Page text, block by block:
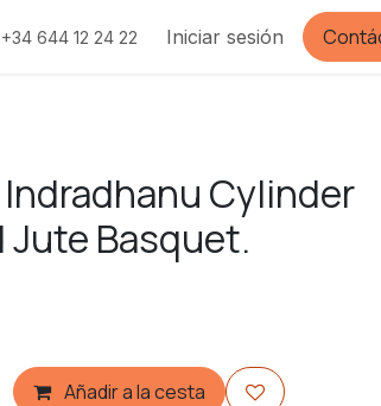
+34 644 12 24 22 Iniciar sesión
Cylinder
Jute Basquet.
Añadir a la cesta